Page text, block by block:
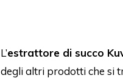
L’estrattore di succo
degli altri prodotti che si